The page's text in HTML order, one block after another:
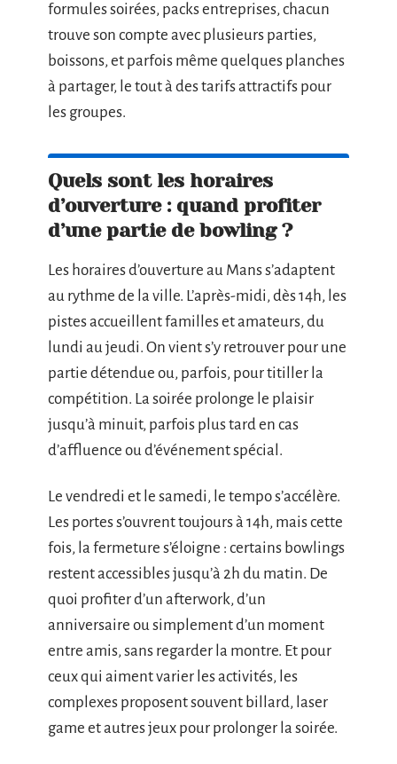
formules soirées, packs entreprises, chacun
trouve son compte avec plusieurs parties,
boissons, et parfois même quelques planches
à partager, le tout à des tarifs attractifs pour
les groupes.
Quels sont les horaires
d’ouverture : quand profiter
d’une partie de bowling ?
Les horaires d’ouverture au Mans s’adaptent
au rythme de la ville. L’après-midi, dès 14h, les
pistes accueillent familles et amateurs, du
lundi au jeudi. On vient s’y retrouver pour une
partie détendue ou, parfois, pour titiller la
compétition. La soirée prolonge le plaisir
jusqu’à minuit, parfois plus tard en cas
d’affluence ou d’événement spécial.
Le vendredi et le samedi, le tempo s’accélère.
Les portes s’ouvrent toujours à 14h, mais cette
fois, la fermeture s’éloigne : certains bowlings
restent accessibles jusqu’à 2h du matin. De
quoi profiter d’un afterwork, d’un
anniversaire ou simplement d’un moment
entre amis, sans regarder la montre. Et pour
ceux qui aiment varier les activités, les
complexes proposent souvent billard, laser
game et autres jeux pour prolonger la soirée.